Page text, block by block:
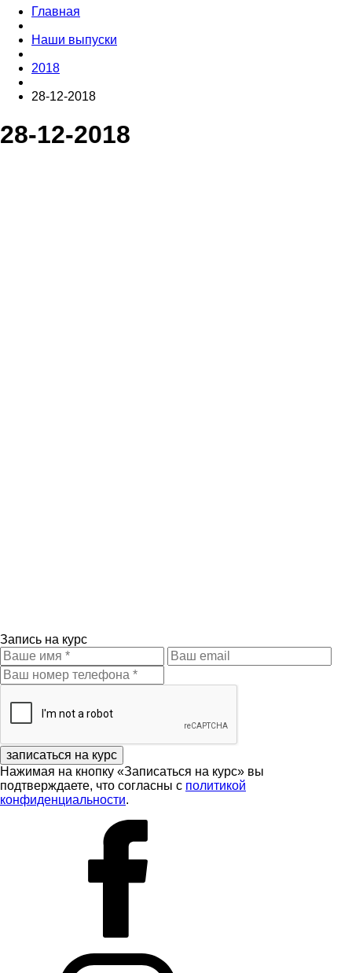
Главная
Наши выпуски
2018
28-12-2018
28-12-2018
Запись на курс
записаться на курс
Нажимая на кнопку «Записаться на курс» вы
подтверждаете, что согласны с политикой
конфиденциальности.